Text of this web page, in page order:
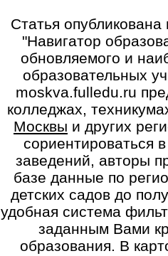
Статья
"Навигатор
обновляемого и
образовательных
moskva.fulledu.ru
колледжах,
Москвы и других
сориентироваться
заведений, авторы
базе данные по
детских садов до
удобная система
заданным Вами
образования. В